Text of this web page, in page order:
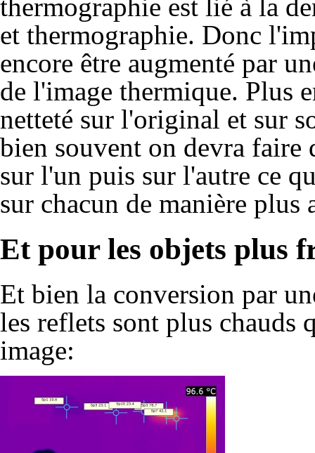
thermographie est lié à la
et thermographie. Donc
encore être augmenté par
de l'image thermique. Plus
netteté sur l'original et sur
bien souvent on devra faire
sur l'un puis sur l'autre ce
sur chacun de manière plus
Et pour les objets plus
Et bien la conversion par
les reflets sont plus chauds
image: